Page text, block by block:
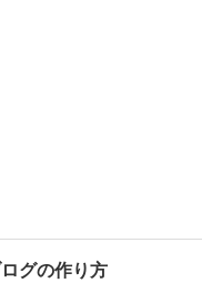
グの作り方